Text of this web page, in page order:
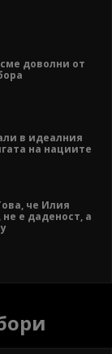
доволни от
в идеалния
на нациите
че Илия
е даденост, а